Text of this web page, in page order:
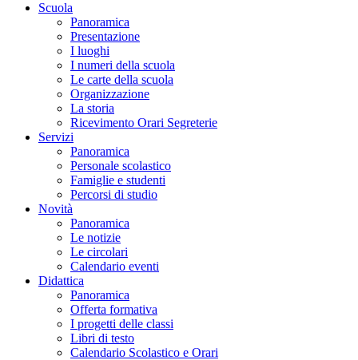
Scuola
Panoramica
Presentazione
I luoghi
I numeri della scuola
Le carte della scuola
Organizzazione
La storia
Ricevimento Orari Segreterie
Servizi
Panoramica
Personale scolastico
Famiglie e studenti
Percorsi di studio
Novità
Panoramica
Le notizie
Le circolari
Calendario eventi
Didattica
Panoramica
Offerta formativa
I progetti delle classi
Libri di testo
Calendario Scolastico e Orari